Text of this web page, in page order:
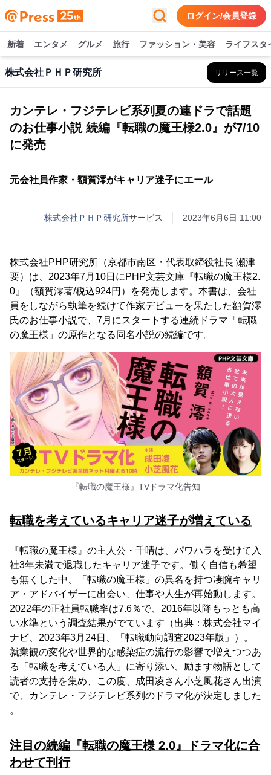
ログイン/会員登録
新着 エンタメ グルメ 旅行 ファッション・美容 ライフスタ
株式会社ＰＨＰ研究所 リリース一覧
カンテレ・フジテレビ系列夏の連ドラで話題
のお仕事小説 続編『転職の魔王様2.0』が7/10
に発売
元会社員作家・額賀澪がキャリア迷子にエール
株式会社ＰＨＰ研究所サービス 2023年6月6日 11:00
株式会社PHP研究所（京都市南区・代表取締役社長 瀬津
要）は、2023年7月10日にPHP文芸文庫『転職の魔王様2.
0』（額賀澪著/税込924円）を発売します。本書は、会社
員をしながら執筆を続けて作家デビューを果たした額賀澪
氏のお仕事小説で、7月にスタートする連続ドラマ「転職
の魔王様」の原作となる同名小説の続編です。
『転職の魔王様』TVドラマ化告知
転職を考えているキャリア迷子が増えている
『転職の魔王様』の主人公・千晴は、パワハラを受けて入
社3年未満で退職したキャリア迷子です。働く自信も希望
も無くした中、「転職の魔王様」の異名を持つ凄腕キャリ
ア・アドバイザーに出会い、仕事や人生が再始動します。
2022年の正社員転職率は7.6％で、2016年以降もっとも高
い水準という調査結果がでています（出典：株式会社マイ
ナビ、2023年3月24日、「転職動向調査2023年版」）。
就業観の変化や世界的な感染症の流行の影響で増えつつあ
る「転職を考えている人」に寄り添い、励ます物語として
読者の支持を集め、この度、成田凌さん小芝風花さん出演
で、カンテレ・フジテレビ系列のドラマ化が決定しました
。
注目の続編『転職の魔王様 2.0』ドラマ化に合
わせて刊行